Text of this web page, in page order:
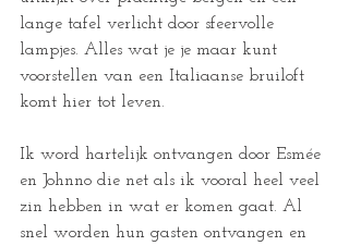
lange tafel verlicht door sfeervolle
lampjes. Alles wat je je maar kunt
voorstellen van een Italiaanse bruiloft
komt hier tot leven.
Ik word hartelijk ontvangen door Esmée
en Johnno die net als ik vooral heel veel
zin hebben in wat er komen gaat. Al
snel worden hun gasten ontvangen en